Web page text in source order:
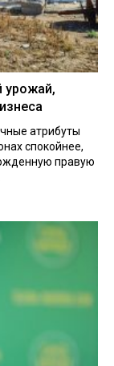
урожай,
атрибуты
спокойнее,
правую